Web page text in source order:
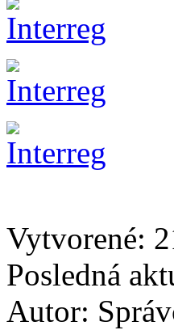
Vytvorené:
Posledná
Autor: